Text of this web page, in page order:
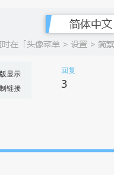
显示
链接
回复
3